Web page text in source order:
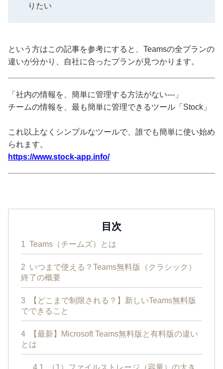
りたい
という方はこの記事を参考にすると、Teamsの全プランの
違いが分かり、自社に合ったプランが見つかります。
「社内の情報を、簡単に管理する方法がない---」
チームの情報を、最も簡単に管理できるツール「Stock」
これ以上なくシンプルなツールで、誰でも簡単に使い始め
られます。
https://www.stock-app.info/
目次
1 Teams（チームズ）とは
2 いつまで使える？Teams無料版（クラシック）
終了の概要
3
【どこまで制限される？】新しいTeams無料版
でできること
4
【最新】Microsoft Teams無料版と有料版の違い
とは
4.1
（1）ファイルストレージ（容量）の大き